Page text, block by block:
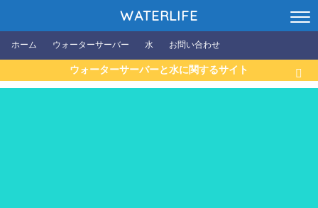
WATERLIFE
ホーム ウォーターサーバー 水 お問い合わせ
ウォーターサーバーと水に関するサイト